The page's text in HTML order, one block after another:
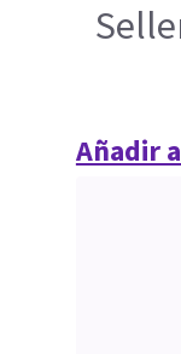
Añadir